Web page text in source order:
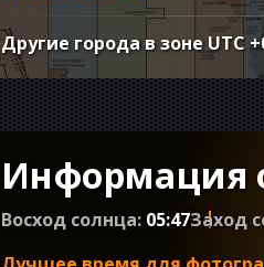
Другие города в зоне UTC
Информация
Восход солнца: 05:47Заход